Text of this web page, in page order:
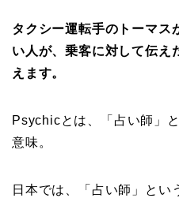
タクシー運転手のトーマス
い人が、乗客に対して伝え
えます。
Psychicとは、「占い師」
意味。
日本では、「占い師」とい